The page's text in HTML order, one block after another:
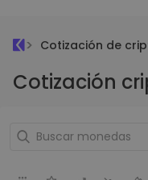
Cotización de
Cotización